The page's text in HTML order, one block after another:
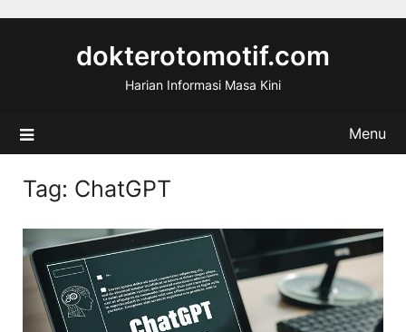
dokterotomotif.com
Harian Informasi Masa Kini
Menu
Tag: ChatGPT